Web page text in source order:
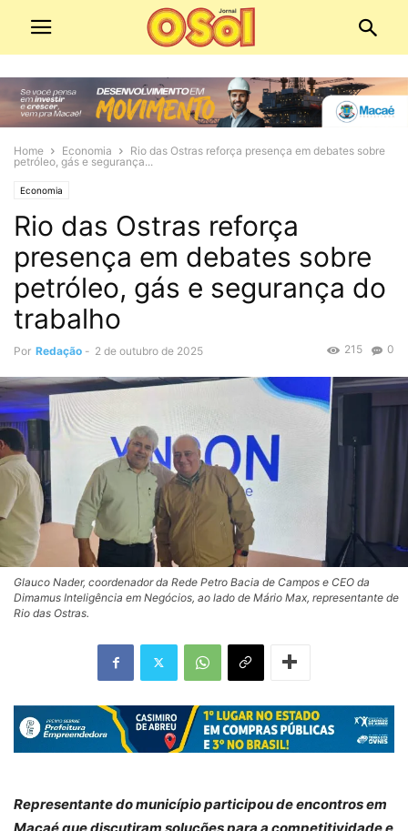
Home Economia
Rio das Ostras reforça presença em debates sobre
petróleo, gás e segurança...
Economia
Rio das Ostras reforça
presença em debates sobre
petróleo, gás e segurança do
trabalho
Por Redação - 2 de outubro de 2025 0
215
Glauco Nader, coordenador da Rede Petro Bacia de Campos e CEO da
Dimamus Inteligência em Negócios, ao lado de Mário Max, representante de
Rio das Ostras.
Representante do município participou de encontros em
Macaé que discutiram soluções para a competitividade e